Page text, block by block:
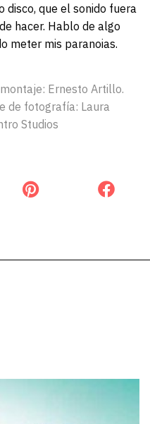
disco, que el sonido fuera
hacer. Hablo de algo
meter mis paranoias.
Ernesto Artillo.
de fotografía: Laura
Studios